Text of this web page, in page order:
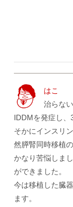
はこ
治らな
IDDMを発症し、
そかにインスリ
然膵腎同時移植
かなり苦悩しま
ができました。
今は移植した臓
ます。